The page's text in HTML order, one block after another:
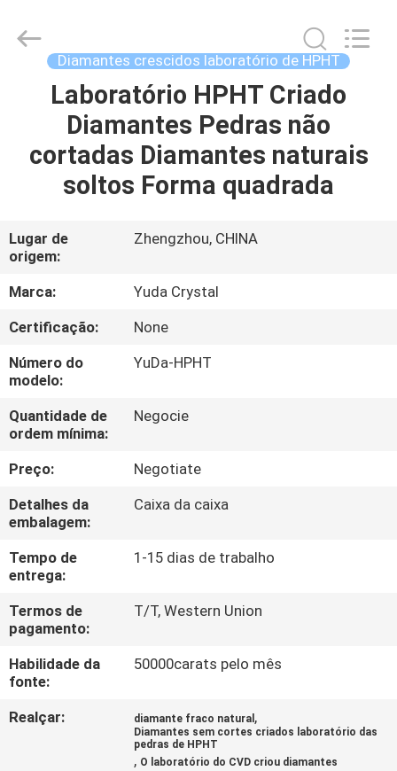
CASA
PRODUTOS
NÓS
EXCURSÃO
DA
FÁBRICA
CONTROLE
DA
QUALIDADE
CONTACTE-
NOS
NOTÍCIA
CASOS
MAPA
Crystal
Co.,Ltd.
Diamantes crescidos laboratório de HPHT
Laboratório HPHT Criado
Diamantes Pedras não
cortadas Diamantes naturais
soltos Forma quadrada
Lugar de
origem:
Zhengzhou, CHINA
Marca:
Yuda Crystal
Certificação:
None
Número do
modelo:
YuDa-HPHT
Quantidade de
ordem mínima:
Negocie
Preço:
Negotiate
Detalhes da
embalagem:
Caixa da caixa
Tempo de
entrega:
1-15 dias de trabalho
Termos de
pagamento:
T/T, Western Union
Habilidade da
fonte:
50000carats pelo mês
Realçar: diamante fraco natural ,
Diamantes sem cortes criados laboratório das
pedras de HPHT
, O laboratório do CVD criou diamantes